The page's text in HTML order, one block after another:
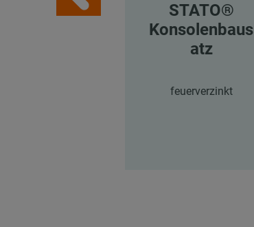
STATO®
Konsolenbaus
atz
feuerverzinkt